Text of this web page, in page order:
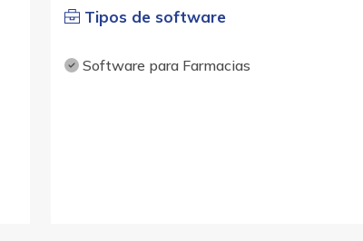
Tipos de software
Software para Farmacias